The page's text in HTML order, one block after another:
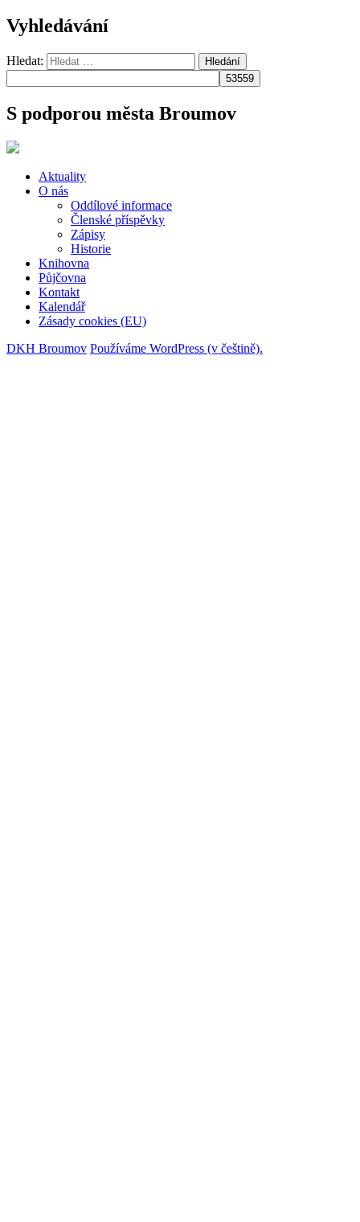
Vyhledávání
Hledat: Hledání
S podporou města Broumov
Aktuality
O nás
Oddílové informace
Členské příspěvky
Zápisy
Historie
Knihovna
Půjčovna
Kontakt
Kalendář
Zásady cookies (EU)
DKH Broumov Používáme WordPress (v češtině).